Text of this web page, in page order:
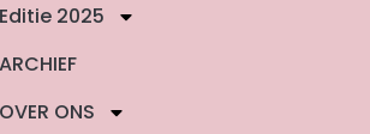
Editie 2025
ARCHIEF
OVER ONS